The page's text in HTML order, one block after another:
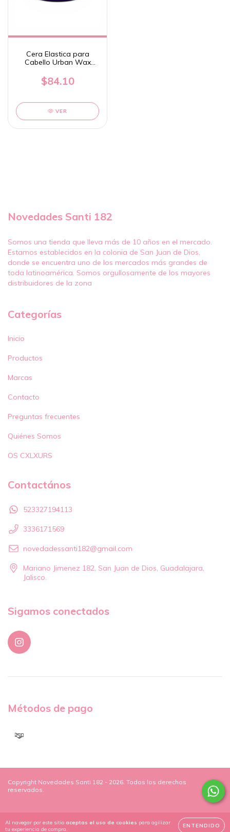
Al navegar por este sitio aceptas el uso de cookies para agilizar
tu experiencia de compra.
ENTENDIDO
Cera Elastica para
Cabello Urban Wax
$84.10
VER
Novedades Santi 182
Somos una tienda que lleva más de 10 años en el mercado.
Estamos establecidos en la colonia de San Juan de Dios,
donde se encuentra uno de los mercados más grandes de
toda latinoamérica. Somos orgullosamente de los mayores
distribuidores de la zona
Categorías
Inicio
Productos
Marcas
Contacto
Preguntas frecuentes
Quiénes Somos
OS CXLXURS
Contactános
523327194113
3336171569
novedadessanti182@gmail.com
Mariano Jimenez 182, San Juan de Dios, Guadalajara,
Jalisco.
Sigamos conectados
Métodos de pago
Copyright Novedades Santi 182 - 2026. Todos los derechos
reservados.